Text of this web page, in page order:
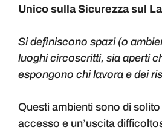
Unico sulla Sicurezza sul
Si definiscono spazi (o
luoghi circoscritti, sia aperti
espongono chi lavora e dei
Questi ambienti sono di
accesso e un’uscita